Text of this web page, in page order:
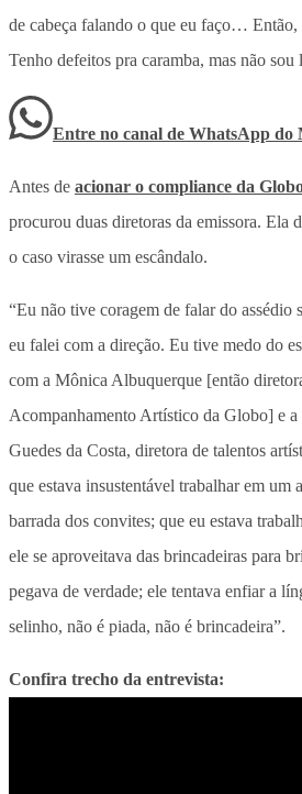
de cabeça falando o que eu faço… Então,
Tenho defeitos pra caramba, mas não sou
Entre no canal de WhatsApp do
Antes de acionar o compliance da
procurou duas diretoras da emissora. Ela
o caso virasse um escândalo.
“Eu não tive coragem de falar do assédio
eu falei com a direção. Eu tive medo do
com a Mônica Albuquerque [então
Acompanhamento Artístico da Globo] e a
Guedes da Costa, diretora de talentos
que estava insustentável trabalhar em um
barrada dos convites; que eu estava
ele se aproveitava das brincadeiras para
pegava de verdade; ele tentava enfiar a
selinho, não é piada, não é brincadeira”.
Confira trecho da entrevista: